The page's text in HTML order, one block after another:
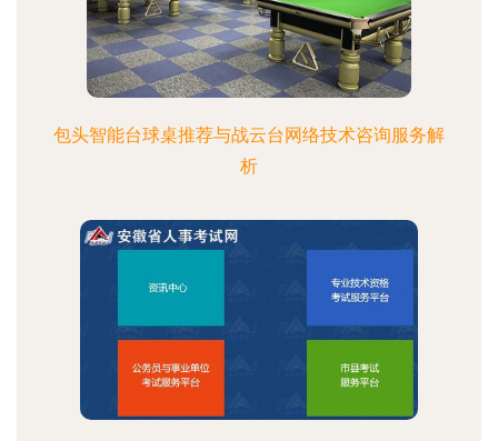
包头智能台球桌推荐与战云台网络技术咨询服务解
析